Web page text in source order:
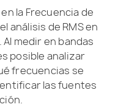
la Frecuencia de
análisis de RMS en
medir en bandas
posible analizar
frecuencias se
las fuentes